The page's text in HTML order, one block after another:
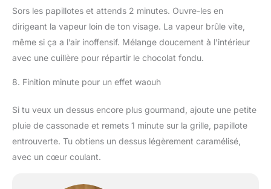
Sors les papillotes et attends 2 minutes. Ouvre-les en
dirigeant la vapeur loin de ton visage. La vapeur brûle vite,
même si ça a l’air inoffensif. Mélange doucement à l’intérieur
avec une cuillère pour répartir le chocolat fondu.
8. Finition minute pour un effet waouh
Si tu veux un dessus encore plus gourmand, ajoute une petite
pluie de cassonade et remets 1 minute sur la grille, papillote
entrouverte. Tu obtiens un dessus légèrement caramélisé,
avec un cœur coulant.